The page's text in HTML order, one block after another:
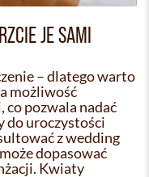
JE SAMI
– dlatego warto
możliwość
co pozwala nadać
do uroczystości
z wedding
dopasować
Kwiaty